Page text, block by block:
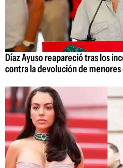
Díaz Ayuso reapareció tras los
contra la devolución de menores